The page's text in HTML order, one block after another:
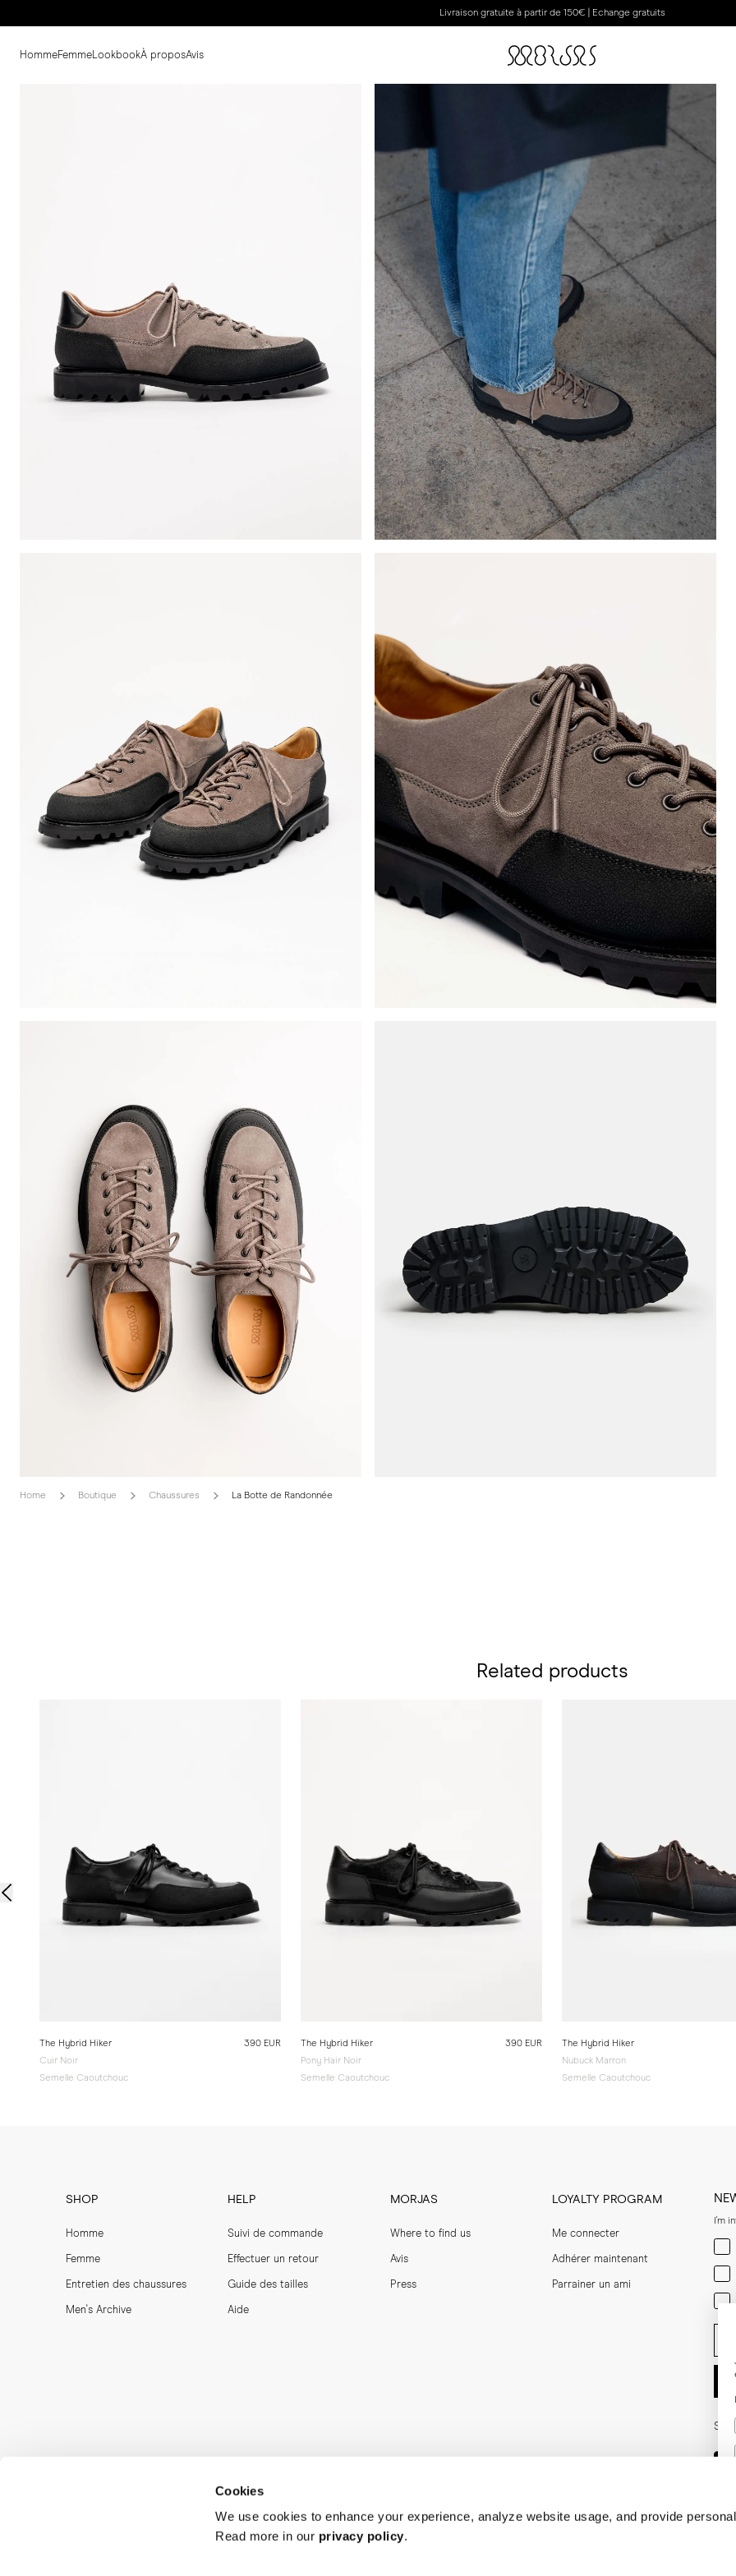
Cookies
We use cookies to enhance your experience, analyze website usage, and provide
Read more in our privacy policy.
Livraison gratuite à partir de 150€ | Echange gratuits
HommeFemme LookbookÀ proposAvis
Home Boutique Chaussures La Botte de Randonnée
Related products
The Hybrid Hiker
Cuir Noir
Semelle Caoutchouc
390 EUR
The Hybrid Hiker
Pony Hair Noir
Semelle Caoutchouc
390 EUR
The Hybrid Hiker
Nubuck Marron
Semelle Caoutchouc
SHOP
Homme
Femme
Entretien des chaussures
Men's Archive
HELP
Suivi de commande
Effectuer un retour
Guide des tailles
Aide
MORJAS
Where to find us
Avis
Press
LOYALTY PROGRAM
Me connecter
Adhérer maintenant
Parrainer un ami
I'm